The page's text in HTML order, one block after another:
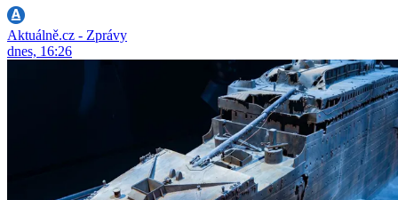
Aktuálně.cz - Zprávy
dnes, 16:26